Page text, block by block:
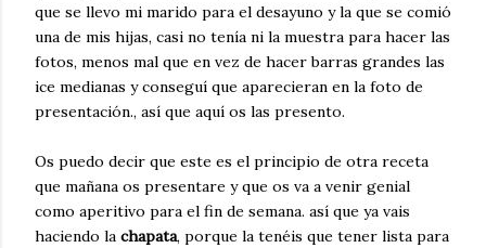
que se llevo mi marido para el desayuno y la que se comió
una de mis hijas, casi no tenía ni la muestra para hacer las
fotos, menos mal que en vez de hacer barras grandes las
ice medianas y conseguí que aparecieran en la foto de
presentación., así que aquí os las presento.
Os puedo decir que este es el principio de otra receta
que mañana os presentare y que os va a venir genial
como aperitivo para el fin de semana. así que ya vais
haciendo la chapata, porque la tenéis que tener lista para